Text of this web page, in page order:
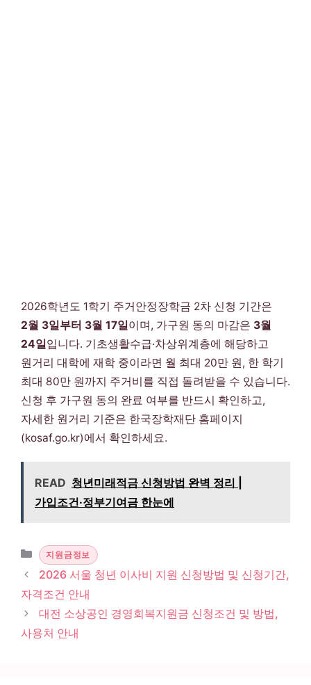
2026학년도 1학기 주거안정장학금 2차 신청 기간은
2월 3일부터 3월 17일이며, 가구원 동의 마감은 3월
24일입니다. 기초생활수급·차상위계층에 해당하고
원거리 대학에 재학 중이라면 월 최대 20만 원, 한 학기
최대 80만 원까지 주거비를 직접 돌려받을 수 있습니다.
신청 후 가구원 동의 완료 여부를 반드시 확인하고,
자세한 원거리 기준은 한국장학재단 홈페이지
(kosaf.go.kr)에서 확인하세요.
READ 청년미래적금 신청방법 완벽 정리 |
가입조건·정부기여금 한눈에
카테고리
지원금정보
2026 서울 청년 이사비 지원 신청방법 및 신청기간,
자격조건 안내
대전 소상공인 경영회복지원금 신청조건 및 방법,
사용처 안내